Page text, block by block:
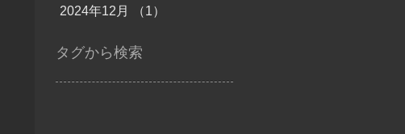
2024年12月
（1）
タグから検索